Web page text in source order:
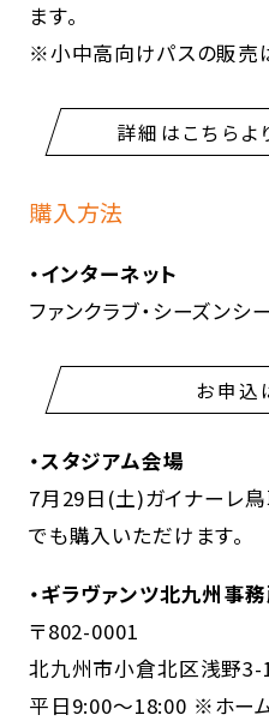
ます。
※小中高向けパスの販売
詳細はこちらよ
購入方法
・インターネット
ファンクラブ・シーズンシ
お申込
・スタジアム会場
7月29日(土)ガイナーレ鳥
でも購入いただけます。
・ギラヴァンツ北九州事
〒802-0001
北九州市小倉北区浅野3-
平日9:00～18:00 ※ホー